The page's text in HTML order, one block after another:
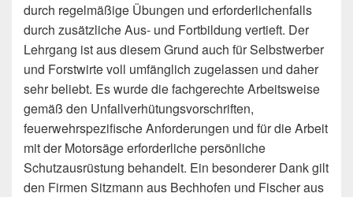
durch regelmäßige Übungen und erforderlichenfalls
durch zusätzliche Aus- und Fortbildung vertieft. Der
Lehrgang ist aus diesem Grund auch für Selbstwerber
und Forstwirte voll umfänglich zugelassen und daher
sehr beliebt. Es wurde die fachgerechte Arbeitsweise
gemäß den Unfallverhütungsvorschriften,
feuerwehrspezifische Anforderungen und für die Arbeit
mit der Motorsäge erforderliche persönliche
Schutzausrüstung behandelt. Ein besonderer Dank gilt
den Firmen Sitzmann aus Bechhofen und Fischer aus